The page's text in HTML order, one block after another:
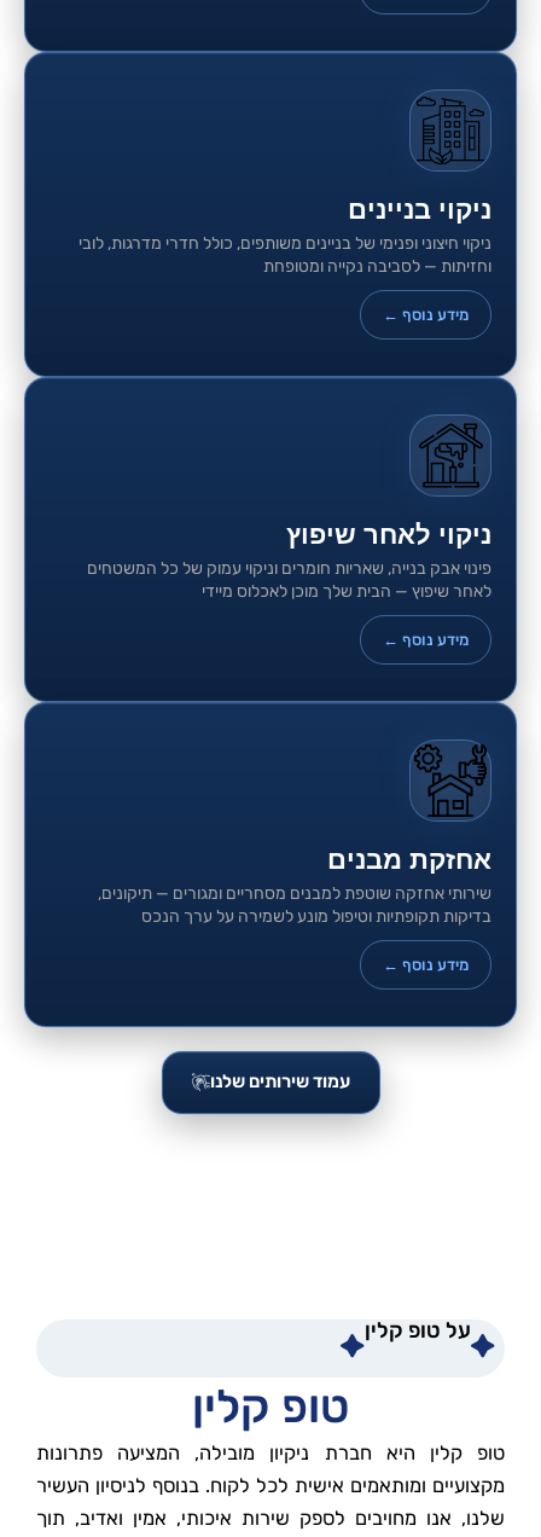
ניקוי בניינים
ניקוי חיצוני ופנימי של בניינים משותפים, כולל חדרי מדרגות, לובי
וחזיתות — לסביבה נקייה ומטופחת
מידע נוסף ←
ניקוי לאחר שיפוץ
פינוי אבק בנייה, שאריות חומרים וניקוי עמוק של כל המשטחים
לאחר שיפוץ — הבית שלך מוכן לאכלוס מיידי
מידע נוסף ←
אחזקת מבנים
שירותי אחזקה שוטפת למבנים מסחריים ומגורים — תיקונים,
בדיקות תקופתיות וטיפול מונע לשמירה על ערך הנכס
מידע נוסף ←
עמוד שירותים שלנו
על טופ קלין
טופ קלין
טופ קלין היא חברת ניקיון מובילה, המציעה פתרונות
מקצועיים ומותאמים אישית לכל לקוח. בנוסף לניסיון העשיר
שלנו, אנו מחויבים לספק שירות איכותי, אמין ואדיב, תוך